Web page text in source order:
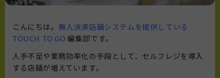
こんにちは。 無人決済店舗システムを提供している
TOUCH TO GO 編集部です。
人手不足や業務効率化の手段として、セルフレジを導入
する店舗が増えています。